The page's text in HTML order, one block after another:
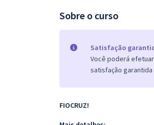
Conteúdo gratuitoSobre o curso
Satisfação
Você poderá
satisfação
FIOCRUZ!